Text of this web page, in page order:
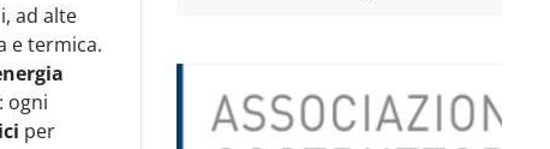
ad alte
e termica.
ogni
per